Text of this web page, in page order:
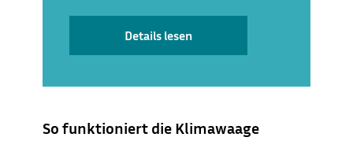
Details lesen
So funktioniert die Klimawaage